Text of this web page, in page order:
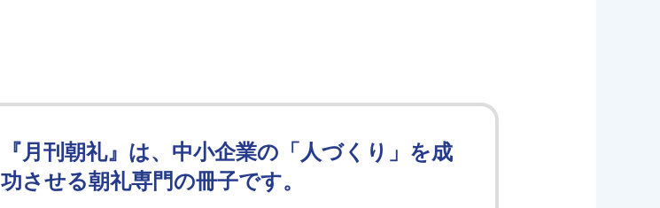
『月刊朝礼』は、中小企業の「人づくり」を成
功させる朝礼専門の冊子です。